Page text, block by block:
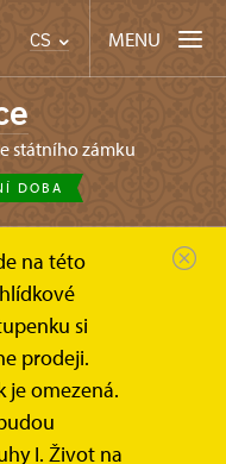
CS MENU
státního zámku
DOBA
na této
si
prodeji.
je omezená.
I. Život na